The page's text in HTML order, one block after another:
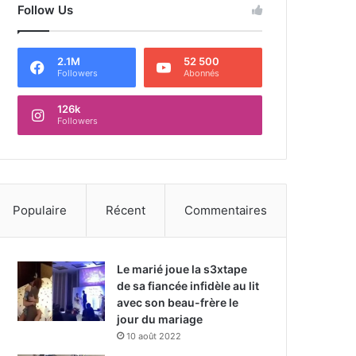
Follow Us
2.1M
Followers
52 500
Abonnés
126k
Followers
Populaire Récent Commentaires
Le marié joue la s3xtape
de sa fiancée infidèle au lit
avec son beau-frère le
jour du mariage
10 août 2022